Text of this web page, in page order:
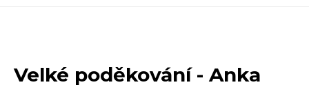
Vánoční přání
Velké poděkování - Anka